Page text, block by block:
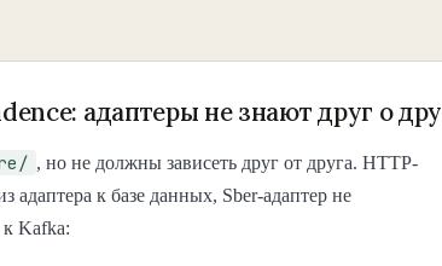
адаптеры не знают друг о
, но не должны зависеть друг от друга. HTTP-
адаптера к базе данных, Sber-адаптер не
к Kafka: